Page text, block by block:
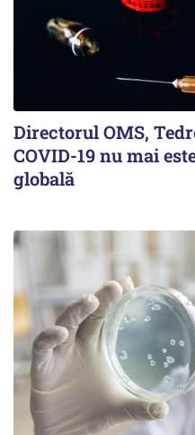
Directorul OMS,
COVID-19 nu mai
globală